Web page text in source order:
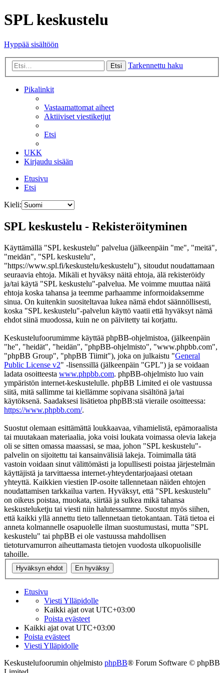
SPL keskustelu
Hyppää sisältöön
Etsi Tarkennettu haku
Pikalinkit
Vastaamattomat aiheet
Aktiiviset viestiketjut
Etsi
UKK
Kirjaudu sisään
Etusivu
Etsi
Kieli:
SPL keskustelu - Rekisteröityminen
Käyttämällä "SPL keskustelu" palvelua (jälkeenpäin "me", "meitä",
"meidän", "SPL keskustelu",
"https://www.spl.fi/keskustelu/keskustelu"), sitoudut noudattamaan
seuraavia ehtoja. Mikäli et hyväksy näitä ehtoja, älä rekisteröidy
ja/tai käytä "SPL keskustelu"-palvelua. Me voimme muuttaa näitä
ehtoja koska tahansa ja teemme parhaamme informoidaksemme
sinua. On kuitenkin suositeltavaa lukea nämä ehdot säännöllisesti,
koska "SPL keskustelu"-palvelun käyttö vaatii että hyväksyt nämä
ehdot siinä muodossa, kuin ne on päivitetty tai korjattu.
Keskustelufoorumimme käyttää phpBB-ohjelmistoa, (jälkeenpäin
"he", "heidät", "heidän", "phpBB-ohjelmisto", "www.phpbb.com",
"phpBB Group", "phpBB Tiimit"), joka on julkaistu "General
Public License v2" -lisenssillä (jälkeenpäin "GPL") ja se voidaan
ladata osoitteesta www.phpbb.com. phpBB-ohjelmisto luo vain
ympäristön internet-keskustelulle. phpBB Limited ei ole vastuussa
siitä, mitä sallimme tai kiellämme sopivana sisältönä ja/tai
käytöksenä. Saadaksesi lisätietoa phpBB:stä vieraile osoitteessa:
https://www.phpbb.com/.
Suostut olemaan esittämättä loukkaavaa, vihamielistä, epämoraalista
tai muutakaan materiaalia, joka voisi loukata voimassa olevia lakeja
oli se sitten omassa maassasi, se maa, johon "SPL keskustelu"-
palvelin on sijoitettu tai kansainvälisiä lakeja. Toimimalla tätä
vastoin voidaan sinut välittömästi ja lopullisesti poistaa järjestelmän
käyttäjistä ja tarvittaessa internet-yhteydentarjoajaasi otetaan
yhteyttä. Kaikkien viestien IP-osoite tallennetaan näiden ehtojen
noudattamisen tarkkailua varten. Hyväksyt, että "SPL keskustelu"
on oikeus poistaa, muokata, siirtää ja sulkea mikä tahansa
keskusteluketju tai viesti niin halutessamme. Suostut myös siihen,
että kaikki yllä annettu tieto tallennetaan tietokantaan. Tätä tietoa ei
anneta kolmannelle osapuolelle ilman suostumustasi, mutta "SPL
keskustelu" tai phpBB ei ole vastuussa mahdollisen
tietoturvamurron aiheuttamasta tietojen vuodosta ulkopuolisille
tahoille.
Etusivu
Viesti Ylläpidolle
Kaikki ajat ovat UTC+03:00
Poista evästeet
Kaikki ajat ovat UTC+03:00
Poista evästeet
Viesti Ylläpidolle
Keskustelufoorumin ohjelmisto phpBB® Forum Software © phpBB